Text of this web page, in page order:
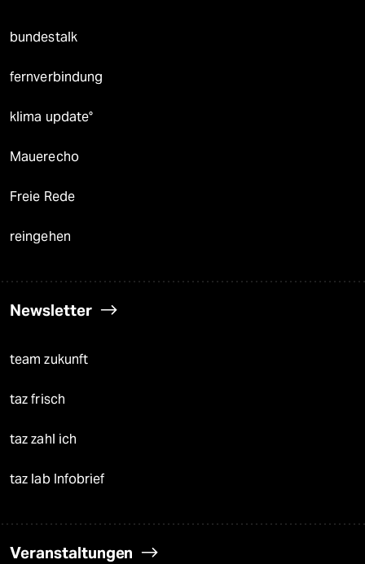
bundestalk
fernverbindung
klima update°
Mauerecho
Freie Rede
reingehen
Newsletter
team zukunft
taz frisch
taz zahl ich
taz lab Infobrief
Veranstaltungen